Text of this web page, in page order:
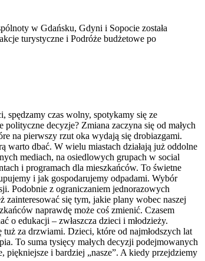
w Gdańsku, Gdyni i Sopocie została
turystyczne i Podróże budżetowe po
spędzamy czas wolny, spotykamy się ze
decyzje? Zmiana zaczyna się od małych
na pierwszy rzut oka wydają się drobiazgami.
warto dbać. W wielu miastach działają już oddolne
mediach, na osiedlowych grupach w social
i programach dla mieszkańców. To świetne
i jak gospodarujemy odpadami. Wybór
Podobnie z ograniczaniem jednorazowych
się tym, jakie plany wobec naszej
naprawdę może coś zmienić. Czasem
o edukacji – zwłaszcza dzieci i młodzieży.
za drzwiami. Dzieci, które od najmłodszych lat
To suma tysięcy małych decyzji podejmowanych
piękniejsze i bardziej „nasze”. A kiedy przejdziemy